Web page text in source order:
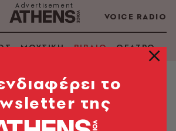
VOICE RADIO
ΜΟΥΣΙΚΗ ΒΙΒΛΙΟ ΘΕΑΤΡΟ -
Δ. ΚΑΝΕΛΛΟΣ
το
της